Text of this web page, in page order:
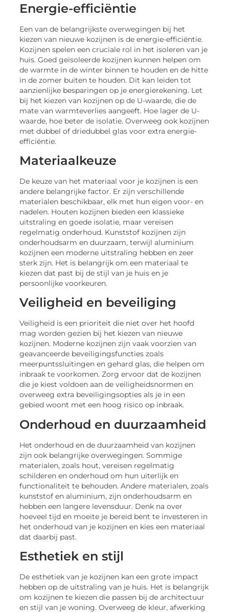
Energie-efficiëntie
Een van de belangrijkste overwegingen bij het
kiezen van nieuwe kozijnen is de energie-efficiëntie.
Kozijnen spelen een cruciale rol in het isoleren van je
huis. Goed geïsoleerde kozijnen kunnen helpen om
de warmte in de winter binnen te houden en de hitte
in de zomer buiten te houden. Dit kan leiden tot
aanzienlijke besparingen op je energierekening. Let
bij het kiezen van kozijnen op de U-waarde, die de
mate van warmteverlies aangeeft. Hoe lager de U-
waarde, hoe beter de isolatie. Overweeg ook kozijnen
met dubbel of driedubbel glas voor extra energie-
efficiëntie.
Materiaalkeuze
De keuze van het materiaal voor je kozijnen is een
andere belangrijke factor. Er zijn verschillende
materialen beschikbaar, elk met hun eigen voor- en
nadelen. Houten kozijnen bieden een klassieke
uitstraling en goede isolatie, maar vereisen
regelmatig onderhoud. Kunststof kozijnen zijn
onderhoudsarm en duurzaam, terwijl aluminium
kozijnen een moderne uitstraling hebben en zeer
sterk zijn. Het is belangrijk om een materiaal te
kiezen dat past bij de stijl van je huis en je
persoonlijke voorkeuren.
Veiligheid en beveiliging
Veiligheid is een prioriteit die niet over het hoofd
mag worden gezien bij het kiezen van nieuwe
kozijnen. Moderne kozijnen zijn vaak voorzien van
geavanceerde beveiligingsfuncties zoals
meerpuntssluitingen en gehard glas, die helpen om
inbraak te voorkomen. Zorg ervoor dat de kozijnen
die je kiest voldoen aan de veiligheidsnormen en
overweeg extra beveiligingsopties als je in een
gebied woont met een hoog risico op inbraak.
Onderhoud en duurzaamheid
Het onderhoud en de duurzaamheid van kozijnen
zijn ook belangrijke overwegingen. Sommige
materialen, zoals hout, vereisen regelmatig
schilderen en onderhoud om hun uiterlijk en
functionaliteit te behouden. Andere materialen, zoals
kunststof en aluminium, zijn onderhoudsarm en
hebben een langere levensduur. Denk na over
hoeveel tijd en moeite je bereid bent te investeren in
het onderhoud van je kozijnen en kies een materiaal
dat daarbij past.
Esthetiek en stijl
De esthetiek van je kozijnen kan een grote impact
hebben op de uitstraling van je huis. Het is belangrijk
om kozijnen te kiezen die passen bij de architectuur
en stijl van je woning. Overweeg de kleur, afwerking